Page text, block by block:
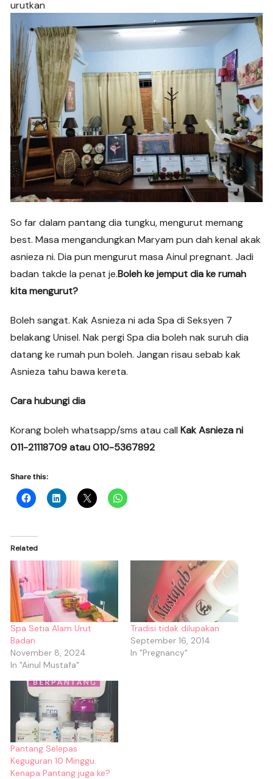
urutkan
So far dalam pantang dia tungku, mengurut memang
best. Masa mengandungkan Maryam pun dah kenal akak
asnieza ni. Dia pun mengurut masa Ainul pregnant. Jadi
badan takde la penat je.Boleh ke jemput dia ke rumah
kita mengurut?
Boleh sangat. Kak Asnieza ni ada Spa di Seksyen 7
belakang Unisel. Nak pergi Spa dia boleh nak suruh dia
datang ke rumah pun boleh. Jangan risau sebab kak
Asnieza tahu bawa kereta.
Cara hubungi dia
Korang boleh whatsapp/sms atau callKak Asnieza ni
011-21118709 atau 010-5367892
Share this:
Related
Spa Setia Alam Urut
Badan
November 8, 2024
In "Ainul Mustafa"
Tradisi tidak dilupakan
September 16, 2014
In "Pregnancy"
Pantang Selepas
Keguguran 10 Minggu.
Kenapa Pantang juga ke?